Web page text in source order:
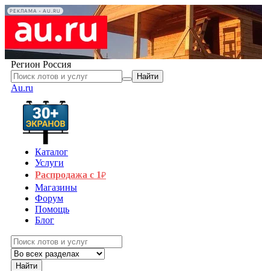
РЕКЛАМА • AU.RU
Регион Россия
Найти
Au.ru
Каталог
Услуги
Распродажа с 1₽
Магазины
Форум
Помощь
Блог
Найти